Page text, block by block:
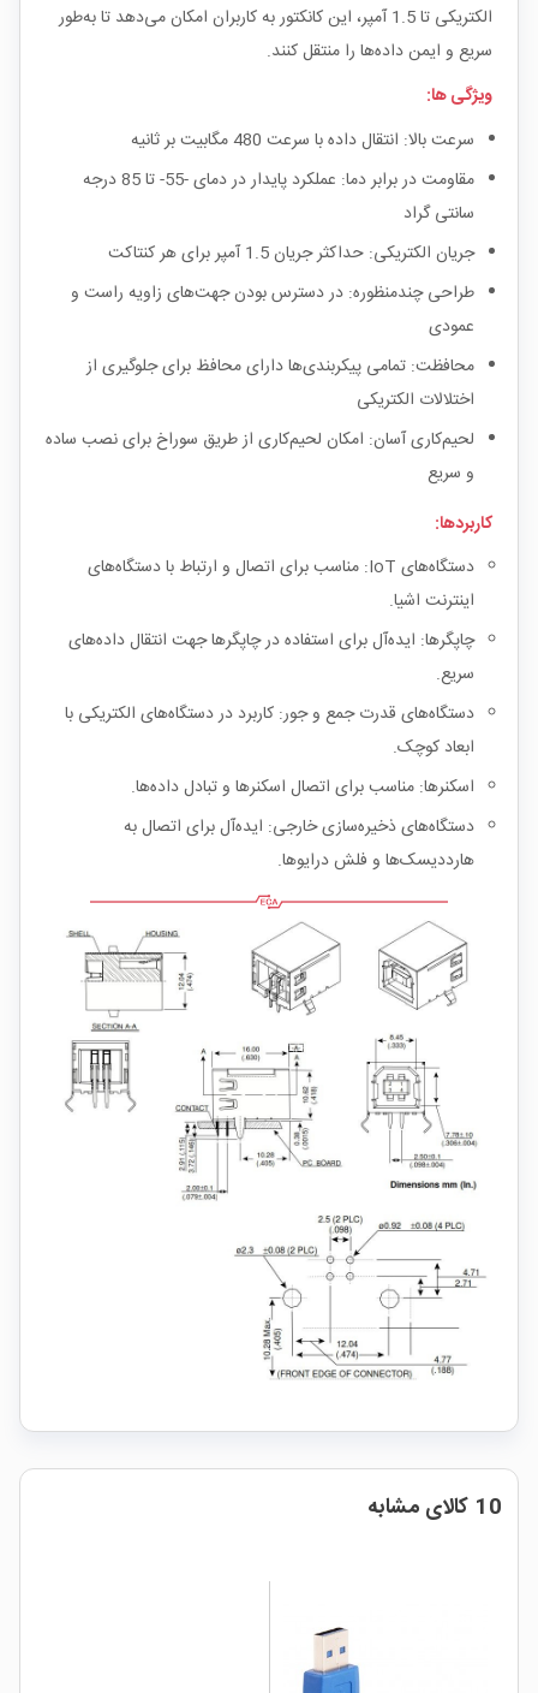
الکتریکی تا 1.5 آمپر، این کانکتور به کاربران امکان می‌دهد تا به‌طور
سریع و ایمن داده‌ها را منتقل کنند.
ویژگی ها:
سرعت بالا: انتقال داده با سرعت 480 مگابیت بر ثانیه
مقاومت در برابر دما: عملکرد پایدار در دمای -55- تا 85 درجه
سانتی گراد
جریان الکتریکی: حداکثر جریان 1.5 آمپر برای هر کنتاکت
طراحی چندمنظوره: در دسترس بودن جهت‌های زاویه راست و
عمودی
محافظت: تمامی پیکربندی‌ها دارای محافظ برای جلوگیری از
اختلالات الکتریکی
لحیم‌کاری آسان: امکان لحیم‌کاری از طریق سوراخ برای نصب ساده
و سریع
کاربردها:
دستگاه‌های IoT: مناسب برای اتصال و ارتباط با دستگاه‌های
اینترنت اشیا.
چاپگرها: ایده‌آل برای استفاده در چاپگرها جهت انتقال داده‌های
سریع.
دستگاه‌های قدرت جمع و جور: کاربرد در دستگاه‌های الکتریکی با
ابعاد کوچک.
اسکنرها: مناسب برای اتصال اسکنرها و تبادل داده‌ها.
دستگاه‌های ذخیره‌سازی خارجی: ایده‌آل برای اتصال به
هارددیسک‌ها و فلش درایوها.
10 کالای مشابه